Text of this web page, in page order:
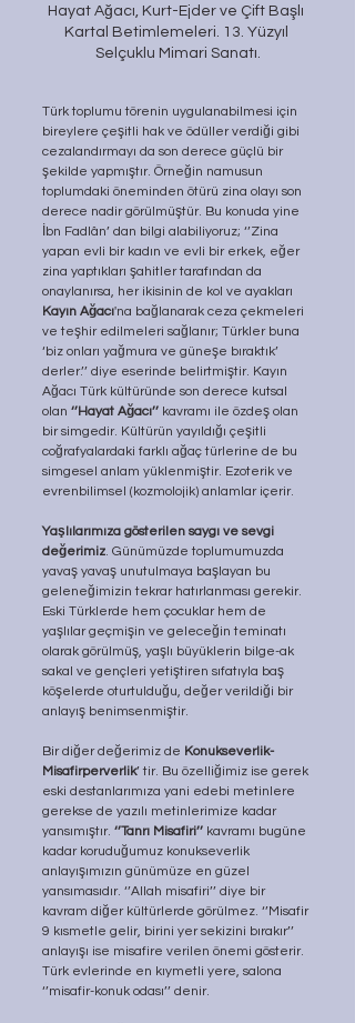
Hayat Ağacı, Kurt-Ejder ve Çift Başlı
Kartal Betimlemeleri. 13. Yüzyıl
Selçuklu Mimari Sanatı.
Türk toplumu törenin uygulanabilmesi için
bireylere çeşitli hak ve ödüller verdiği gibi
cezalandırmayı da son derece güçlü bir
şekilde yapmıştır. Örneğin namusun
toplumdaki öneminden ötürü zina olayı son
derece nadir görülmüştür. Bu konuda yine
İbn Fadlân’ dan bilgi alabiliyoruz; ‘’Zina
yapan evli bir kadın ve evli bir erkek, eğer
zina yaptıkları şahitler tarafından da
onaylanırsa, her ikisinin de kol ve ayakları
Kayın Ağacı'na bağlanarak ceza çekmeleri
ve teşhir edilmeleri sağlanır; Türkler buna
‘biz onları yağmura ve güneşe bıraktık’
derler.’’ diye eserinde belirtmiştir. Kayın
Ağacı Türk kültüründe son derece kutsal
olan ‘’Hayat Ağacı’’ kavramı ile özdeş olan
bir simgedir. Kültürün yayıldığı çeşitli
coğrafyalardaki farklı ağaç türlerine de bu
simgesel anlam yüklenmiştir. Ezoterik ve
evrenbilimsel (kozmolojik) anlamlar içerir.
Yaşlılarımıza gösterilen saygı ve sevgi
değerimiz. Günümüzde toplumumuzda
yavaş yavaş unutulmaya başlayan bu
geleneğimizin tekrar hatırlanması gerekir.
Eski Türklerde hem çocuklar hem de
yaşlılar geçmişin ve geleceğin teminatı
olarak görülmüş, yaşlı büyüklerin bilge-ak
sakal ve gençleri yetiştiren sıfatıyla baş
köşelerde oturtulduğu, değer verildiği bir
anlayış benimsenmiştir.
Bir diğer değerimiz de Konukseverlik-
Misafirperverlik’ tir. Bu özelliğimiz ise gerek
eski destanlarımıza yani edebi metinlere
gerekse de yazılı metinlerimize kadar
yansımıştır. ‘’Tanrı Misafiri’’ kavramı bugüne
kadar koruduğumuz konukseverlik
anlayışımızın günümüze en güzel
yansımasıdır. ‘’Allah misafiri’’ diye bir
kavram diğer kültürlerde görülmez. ‘’Misafir
9 kısmetle gelir, birini yer sekizini bırakır’’
anlayışı ise misafire verilen önemi gösterir.
Türk evlerinde en kıymetli yere, salona
‘’misafir-konuk odası’’ denir.